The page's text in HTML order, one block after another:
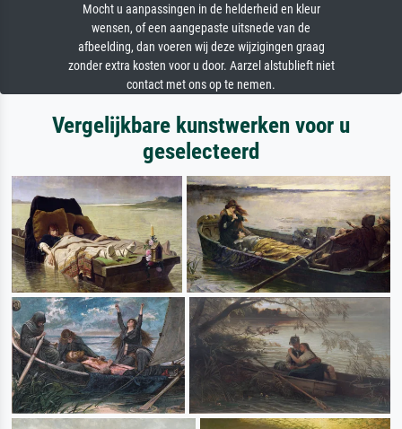
Mocht u aanpassingen in de helderheid en kleur
wensen, of een aangepaste uitsnede van de
afbeelding, dan voeren wij deze wijzigingen graag
zonder extra kosten voor u door. Aarzel alstublieft niet
contact met ons op te nemen.
Vergelijkbare kunstwerken voor u
geselecteerd